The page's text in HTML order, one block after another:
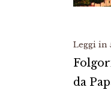
Leggi in
da